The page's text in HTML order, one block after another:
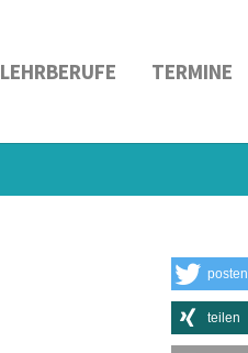
LEHRBERUFE TERMINE
posten
teilen